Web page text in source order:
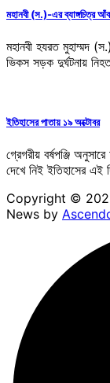
মহানবী (স.)-এর ব্যাঙ্গচিত্র
মহানবী হযরত মুহাম্মদ
ভিকস সড়ক দুর্ঘটনায়
ইতিহাসের পাতায় ১৯ অক্টোবর
গ্রেগরীয় বর্ষপঞ্জি
দেখে নিই ইতিহাসের
Copyright ©
News by